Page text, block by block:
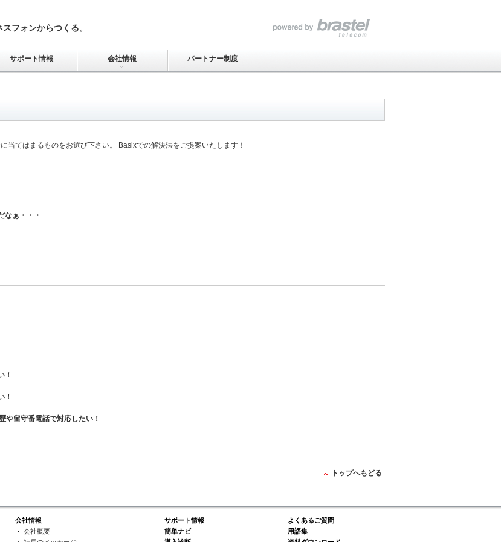
フォンからつくる。
サポート情報 会社情報 パートナー制度
当てはまるものをお選び下さい。 Basixでの解決法をご提案いたします！
なぁ・・・
！
！
や留守番電話で対応したい！
トップへもどる